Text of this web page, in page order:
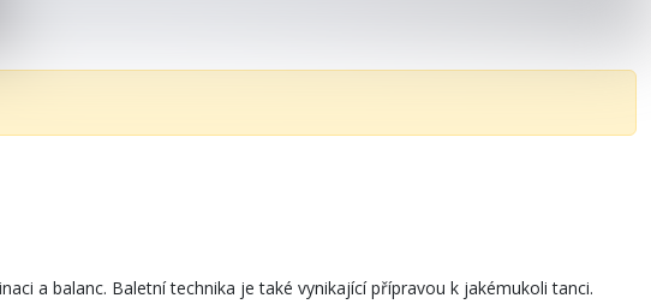
a balanc. Baletní technika je také vynikající přípravou k jakémukoli tanci.